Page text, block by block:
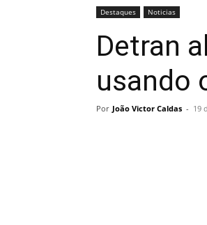
Destaques Noticias
Detran
usando
Por João Victor Caldas - 19